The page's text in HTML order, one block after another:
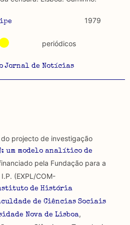
publicações mais relevantes
que aqui se encontram
de expressão. Trata-se de
de fala.
: são combinadas ambas
realizada
empírica
ser exportados em formato
programas de folha de cálculo
1979
Jornal de Notícias
periódicos
do projecto de investigação
um modelo analítico de
pela Fundação para a
(EXPL/COM-
de História
de Ciências Sociais
Nova de Lisboa,